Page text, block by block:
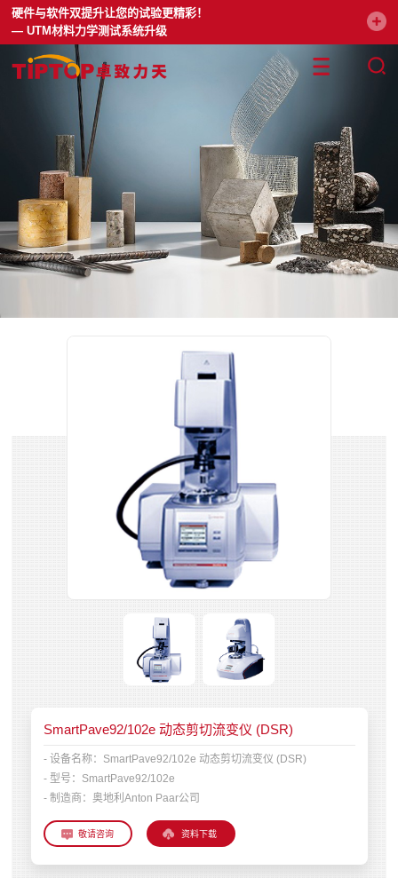
硬件与软件双提升让您的试验更精彩！
— UTM材料力学测试系统升级
SmartPave92/102e 动态剪切流变仪 (DSR)
- 设备名称：
SmartPave92/102e 动态剪切流变仪 (DSR)
- 型号：
SmartPave92/102e
- 制造商： 奥地利Anton Paar公司
资料下载